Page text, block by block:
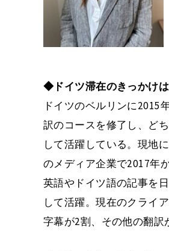
◆ドイツ滞在のきっかけ
ドイツのベルリンに2015
訳のコースを修了し、ど
して活躍している。現地
のメディア企業で2017年
英語やドイツ語の記事を
して活躍。現在のクライ
字幕が2割、その他の翻訳